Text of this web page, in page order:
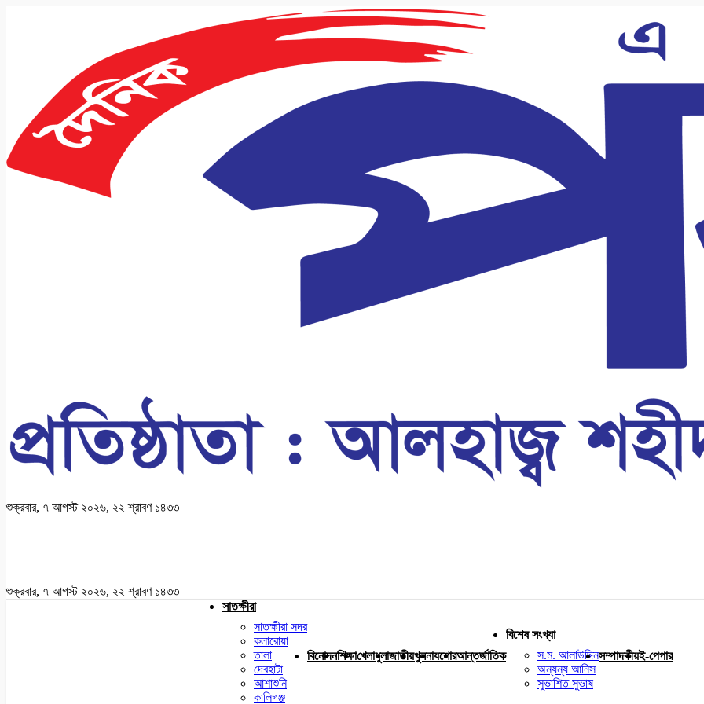
শুক্রবার, ৭ আগস্ট ২০২৬, ২২ শ্রাবণ ১৪৩৩
শুক্রবার, ৭ আগস্ট ২০২৬, ২২ শ্রাবণ ১৪৩৩
সাতক্ষীরা
সাতক্ষীরা সদর
কলারোয়া
তালা
দেবহাটা
আশাশুনি
কালিগঞ্জ
বিনোদনশিক্ষাখেলাধুলাজাতীয়খুলনাযশোরআন্তর্জাতিক
বিশেষ সংখ্যা
স.ম. আলাউদ্দিন
অন্যন্য আনিস
সুভাশিত সুভাষ
সম্পাদকীয়ই-পেপার